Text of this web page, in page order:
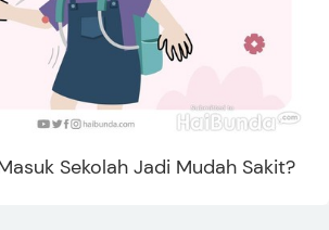
Sekolah Jadi Mudah Sakit?